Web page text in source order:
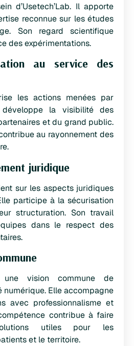
d’Usetech’Lab. Il apporte
reconnue sur les études
Son regard scientifique
des expérimentations.
au service des
les actions menées par
développe la visibilité des
et du grand public.
au rayonnement des
juridique
sur les aspects juridiques
participe à la sécurisation
structuration. Son travail
dans le respect des
une vision commune de
numérique. Elle accompagne
avec professionnalisme et
contribue à faire
utiles pour les
et le territoire.